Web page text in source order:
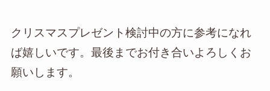
クリスマスプレゼント検討中の方に参考になれ
ば嬉しいです。最後までお付き合いよろしくお
願いします。